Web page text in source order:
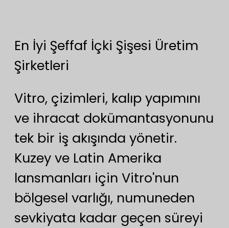
En İyi Şeffaf İçki Şişesi Üretim
Şirketleri
Vitro, çizimleri, kalıp yapımını
ve ihracat dokümantasyonunu
tek bir iş akışında yönetir.
Kuzey ve Latin Amerika
lansmanları için Vitro'nun
bölgesel varlığı, numuneden
sevkiyata kadar geçen süreyi